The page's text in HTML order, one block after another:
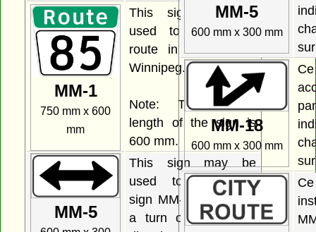
MM-1
750 mm x 600
mm
This sign may be
used to indicate a
route in the City of
Winnipeg.
Note: The bottom
length of the sign is
600 mm.
MM-5
This sign may be
used together with
sign MM-1 to indicate
a turn or change of
MM-5
600 mm x 300 mm
MM-18
600 mm x 300 mm